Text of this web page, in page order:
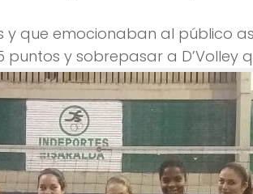
que emocionaban al público
y sobrepasar a D’Volley